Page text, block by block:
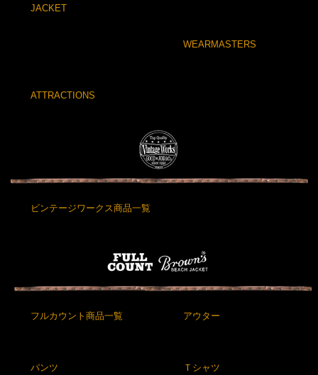
JACKET
WEARMASTERS
ATTRACTIONS
ビンテージワークス商品一覧
フルカウント商品一覧 アウター
パンツ Ｔシャツ